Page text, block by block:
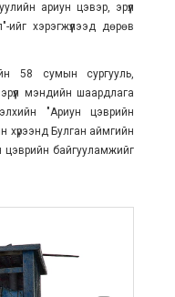
ариун цэвэр, эрүүл
хэрэгжүүлээд дөрөв
58 сумын сургууль,
мэндийн шаардлага
"Ариун цэврийн
хүрээнд Булган аймгийн
байгууламжийг